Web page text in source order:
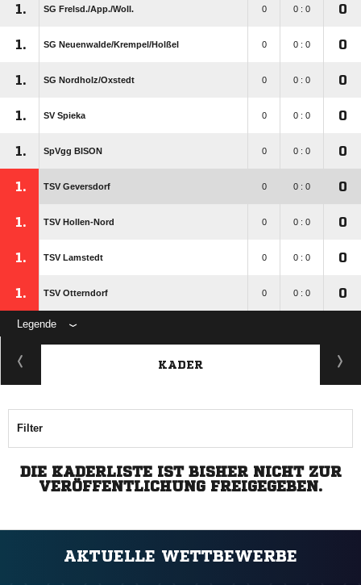
1. SG Frelsd./​App./​Woll. 0 0 : 0 0
1. SG Neuenwalde/​Krempel/​Holßel 0 0 : 0 0
1. SG Nordholz/​Oxstedt 0 0 : 0 0
1. SV Spieka 0 0 : 0 0
1. SpVgg BISON 0 0 : 0 0
1. TSV Geversdorf 0 0 : 0 0
1. TSV Hollen-Nord 0 0 : 0 0
1. TSV Lamstedt 0 0 : 0 0
1. TSV Otterndorf 0 0 : 0 0
Legende
KADER
Filter
DIE KADERLISTE IST BISHER NICHT ZUR
VERÖFFENTLICHUNG FREIGEGEBEN.
AKTUELLE WETTBEWERBE